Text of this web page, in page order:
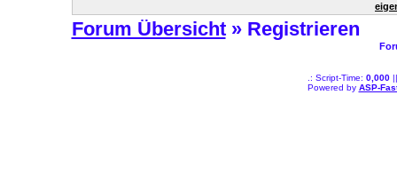
Forum Übersicht» Registrieren
.: Script-Time: 0,000||
Powered by ASP-